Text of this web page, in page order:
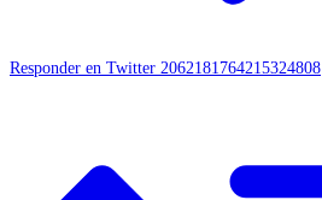
Responder en Twitter 2062181764215324808